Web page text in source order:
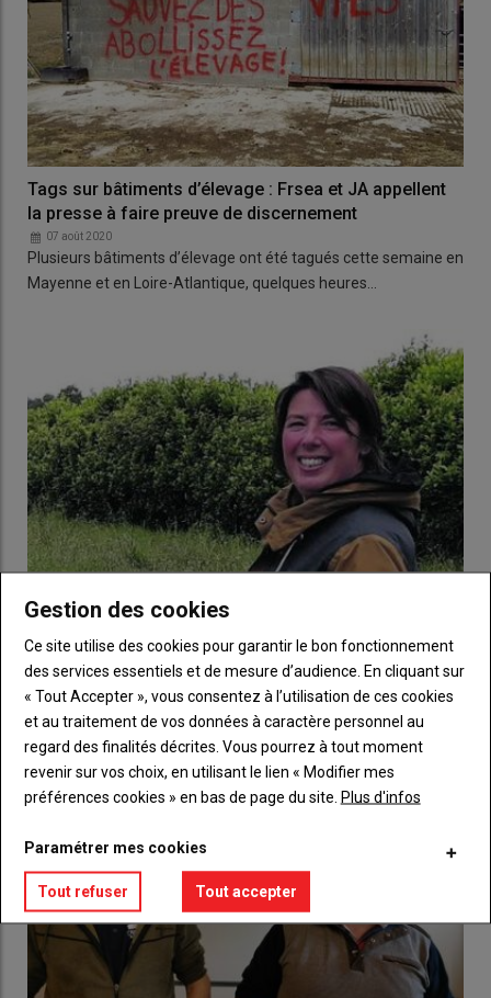
Tags sur bâtiments d’élevage : Frsea et JA appellent
la presse à faire preuve de discernement
07 août 2020
Plusieurs bâtiments d’élevage ont été tagués cette semaine en
Mayenne et en Loire-Atlantique, quelques heures…
Entreprendre et accompagner les porteurs de projets
28 mai 2020
Aujourd’hui 140 ha, 70 vaches laitières (500 000 l de lait).
Marianne Jousseline, 42 ans, en Gaec avec son…
Gestion des cookies
Ce site utilise des cookies pour garantir le bon fonctionnement
des services essentiels et de mesure d’audience. En cliquant sur
« Tout Accepter », vous consentez à l’utilisation de ces cookies
et au traitement de vos données à caractère personnel au
regard des finalités décrites. Vous pourrez à tout moment
revenir sur vos choix, en utilisant le lien « Modifier mes
préférences cookies » en bas de page du site. Plus d'infos
Paramétrer mes cookies
Tout refuser Tout accepter